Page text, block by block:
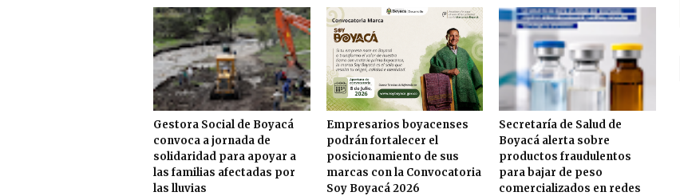
Gestora Social de Boyacá
convoca a jornada de
solidaridad para apoyar a
las familias afectadas por
las lluvias
Empresarios boyacenses
podrán fortalecer el
posicionamiento de sus
marcas con la Convocatoria
Soy Boyacá 2026
Secretaría de Salud de
Boyacá alerta sobre
productos fraudulentos
para bajar de peso
comercializados en redes